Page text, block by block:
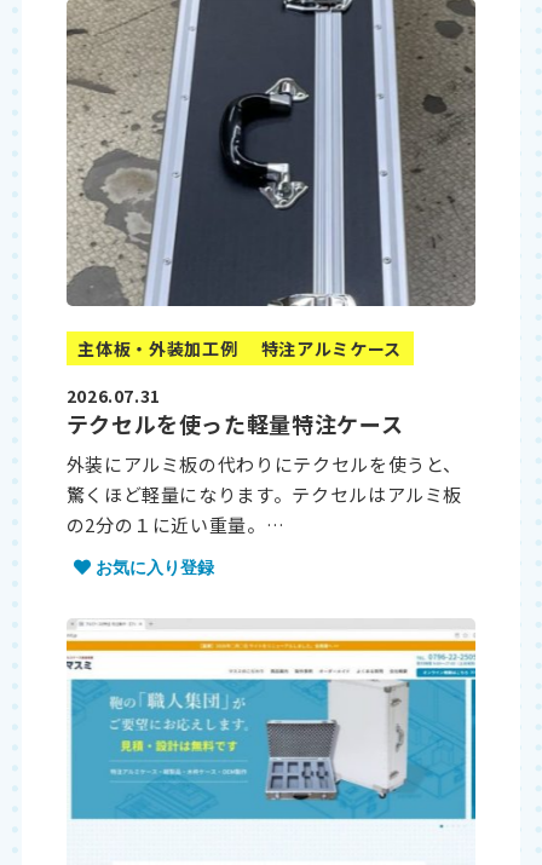
主体板・外装加工例
特注アルミケース
2026.07.31
テクセルを使った軽量特注ケース
外装にアルミ板の代わりにテクセルを使うと、
驚くほど軽量になります。テクセルはアルミ板
の2分の１に近い重量。…
お気に入り登録